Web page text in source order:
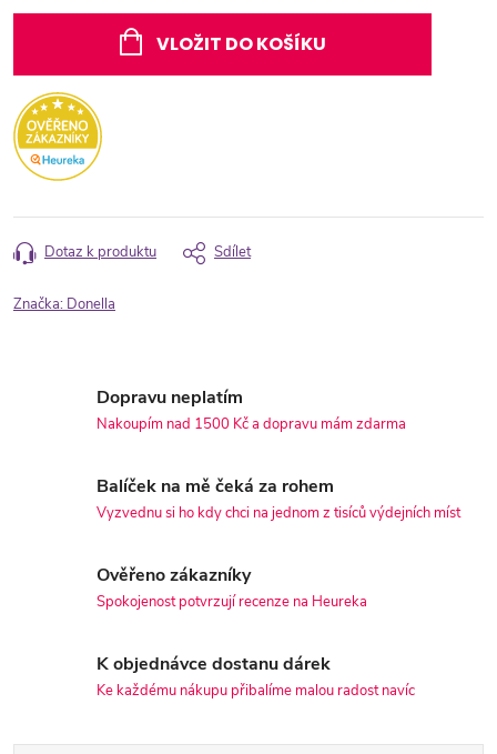
VLOŽIT DO KOŠÍKU
Dotaz k produktu Sdílet
Značka: Donella
Dopravu neplatím
Nakoupím nad 1500 Kč a dopravu mám zdarma
Balíček na mě čeká za rohem
Vyzvednu si ho kdy chci na jednom z tisíců výdejních míst
Ověřeno zákazníky
Spokojenost potvrzují recenze na Heureka
K objednávce dostanu dárek
Ke každému nákupu přibalíme malou radost navíc